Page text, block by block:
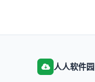
人人软件园